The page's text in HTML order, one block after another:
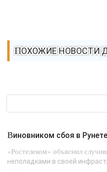
ПОХОЖИЕ НОВОСТИ
Виновником сбоя в
«Ростелеком» объяснил
неполадками в своей